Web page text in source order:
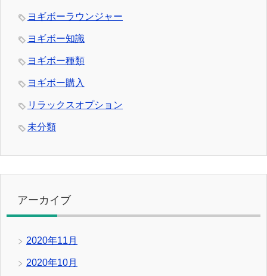
ヨギボーラウンジャー
ヨギボー知識
ヨギボー種類
ヨギボー購入
リラックスオプション
未分類
アーカイブ
2020年11月
2020年10月